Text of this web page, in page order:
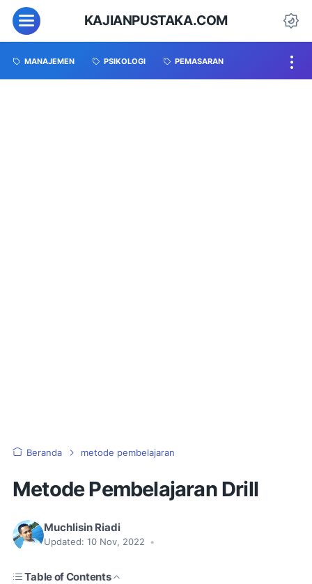
KAJIANPUSTAKA.COM
MANAJEMEN PSIKOLOGI PEMASARAN
Beranda metode pembelajaran
Metode Pembelajaran Drill
Muchlisin Riadi
Updated: 10 Nov, 2022 •
Table of Contents